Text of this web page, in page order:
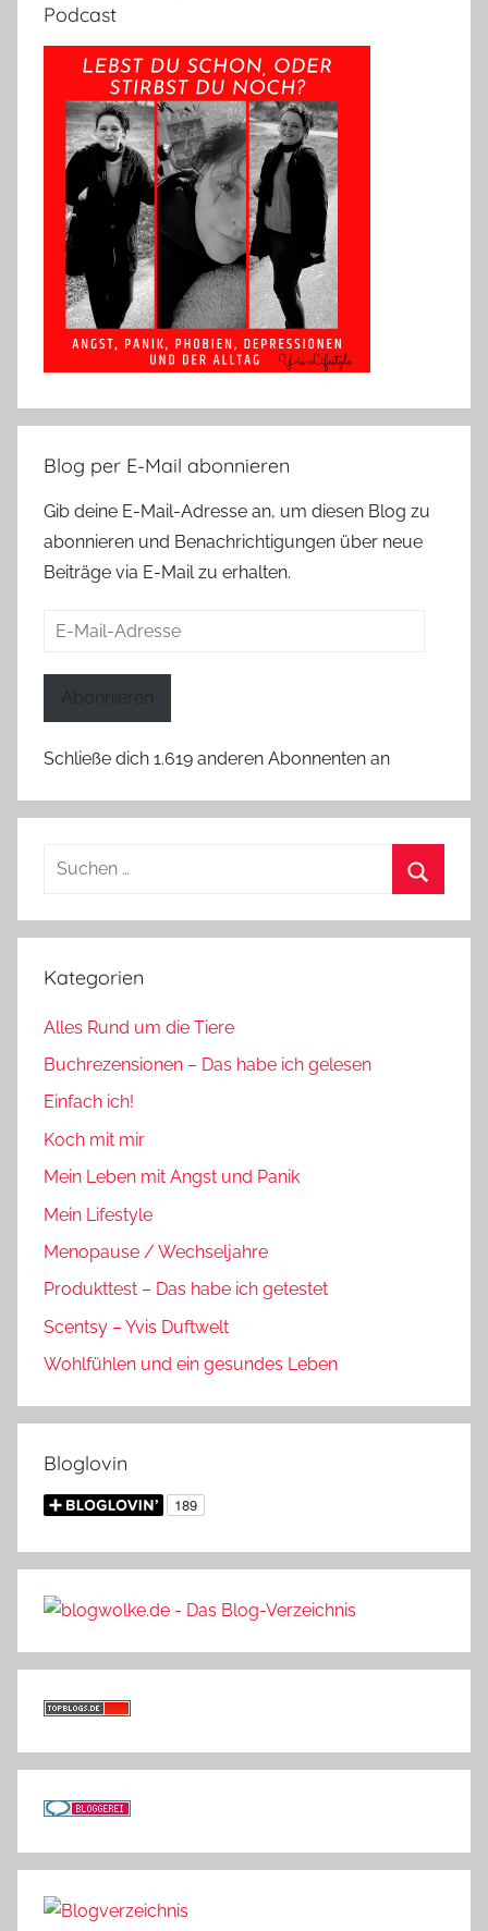
Podcast
Blog per E-Mail abonnieren
Gib deine E-Mail-Adresse an, um diesen Blog zu
abonnieren und Benachrichtigungen über neue
Beiträge via E-Mail zu erhalten.
E-
Abonnieren
Schließe dich 1.619 anderen Abonnenten an
Suchen
Kategorien
Alles Rund um die Tiere
Buchrezensionen – Das habe ich gelesen
Einfach ich!
Koch mit mir
Mein Leben mit Angst und Panik
Mein Lifestyle
Menopause / Wechseljahre
Produkttest – Das habe ich getestet
Scentsy – Yvis Duftwelt
Wohlfühlen und ein gesundes Leben
Bloglovin